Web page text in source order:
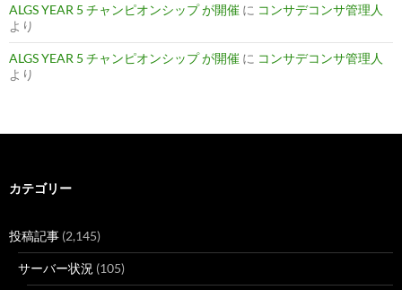
ALGS YEAR 5 チャンピオンシップ が開催 に コンサデコンサ管理人
より
ALGS YEAR 5 チャンピオンシップ が開催 に コンサデコンサ管理人
より
カテゴリー
投稿記事 (2,145)
サーバー状況 (105)